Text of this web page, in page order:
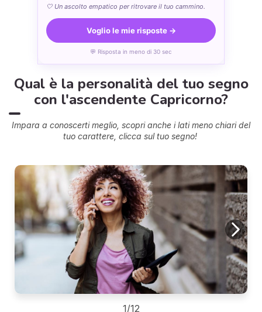
🤍 Un ascolto empatico per ritrovare il tuo cammino.
Voglio le mie risposte →
💬 Risposta in meno di 30 sec
Qual è la personalità del tuo segno
con l'ascendente Capricorno?
Impara a conoscerti meglio, scopri anche i lati meno chiari del
tuo carattere, clicca sul tuo segno!
1/12